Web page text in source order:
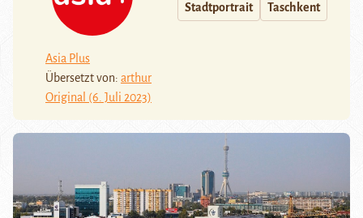
Asia Plus
Übersetzt von: arthur
Original (6. Juli 2023)
Stadtportrait Taschkent